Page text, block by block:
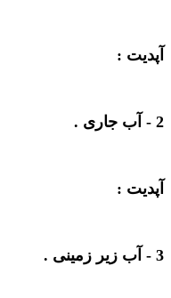
آپدیت :
2 - آب جاری .
آپدیت :
3 - آب زیر زمینی .